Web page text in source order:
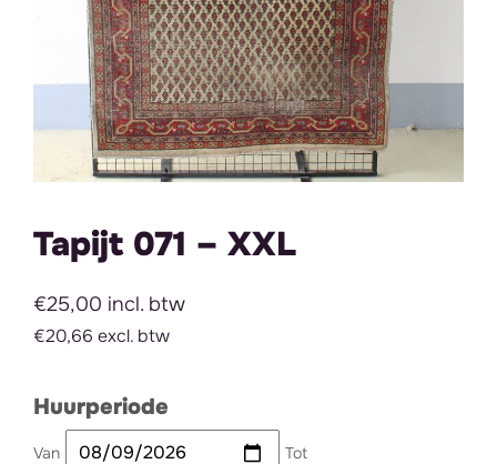
Tapijt 071 – XXL
€25,00 incl. btw
€20,66 excl. btw
Huurperiode
Van Tot